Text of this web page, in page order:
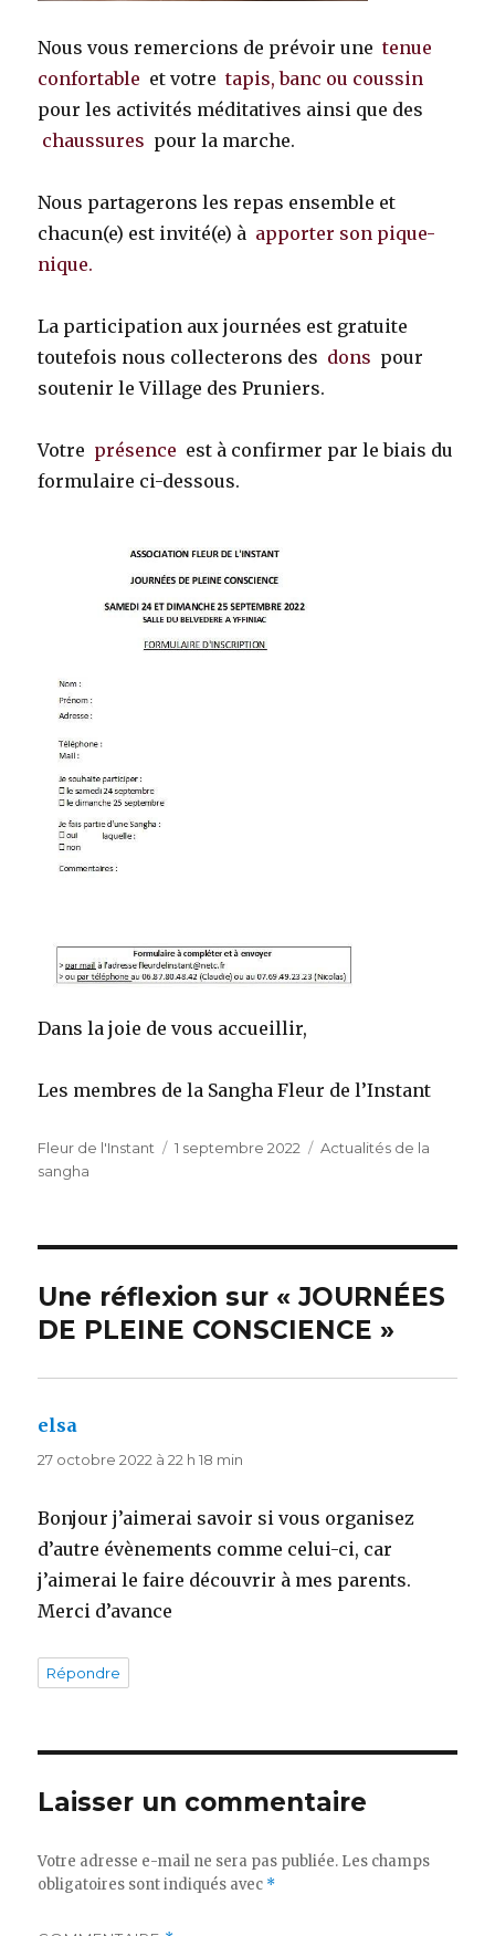
Nous vous remercions de prévoir une tenue
confortable et votre tapis, banc ou coussin
pour les activités méditatives ainsi que des
chaussures pour la marche.
Nous partagerons les repas ensemble et
chacun(e) est invité(e) à apporter son pique-
nique.
La participation aux journées est gratuite
toutefois nous collecterons des dons pour
soutenir le Village des Pruniers.
Votre présence est à confirmer par le biais du
formulaire ci-dessous.
Dans la joie de vous accueillir,
Les membres de la Sangha Fleur de l’Instant
Auteur
Fleur de l'Instant
Publié
1 septembre 2022 Catégories
Actualités de la
sangha
Une réflexion sur « JOURNÉES
DE PLEINE CONSCIENCE »
elsa
27 octobre 2022 à 22 h 18 min
Bonjour j’aimerai savoir si vous organisez
d’autre évènements comme celui-ci, car
j’aimerai le faire découvrir à mes parents.
Merci d’avance
Répondre
Laisser un commentaire
Votre adresse e-mail ne sera pas publiée. Les champs
obligatoires sont indiqués avec *